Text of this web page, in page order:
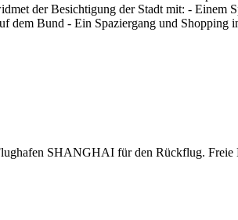
der Besichtigung der Stadt mit: - Einem
dem Bund - Ein Spaziergang und Shopping
SHANGHAI für den Rückflug. Freie